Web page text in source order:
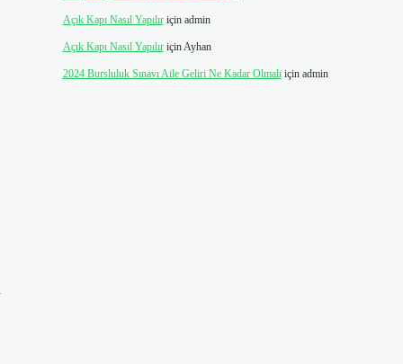
Açık Kapı Nasıl Yapılıriçin admin
Açık Kapı Nasıl YapılıriçinAyhan
2024 Bursluluk Sınavı Aile Geliri Ne Kadar Olmalıiçin admin